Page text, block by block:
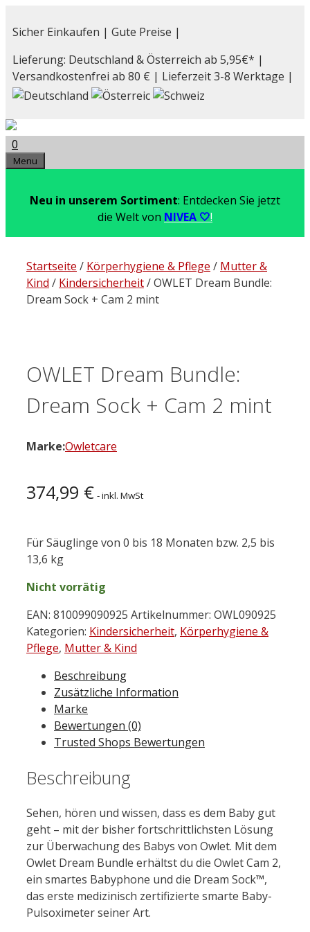
Inhalt
Sicher Einkaufen | Gute Preise |
Lieferung: Deutschland & Österreich ab 5,95€* |
Versandkostenfrei ab 80 € | Lieferzeit 3-8 Werktage |
0
Menu
Neu in unserem Sortiment: Entdecken Sie jetzt
die Welt von NIVEA 🤍!
Startseite / Körperhygiene & Pflege / Mutter &
Kind / Kindersicherheit/ OWLET Dream Bundle:
Dream Sock + Cam 2 mint
OWLET Dream Bundle:
Dream Sock + Cam 2 mint
Marke:Owletcare
374,99 € - inkl. MwSt
Für Säuglinge von 0 bis 18 Monaten bzw. 2,5 bis
13,6 kg
Nicht vorrätig
EAN: 810099090925 Artikelnummer: OWL090925
Kategorien: Kindersicherheit, Körperhygiene &
Pflege, Mutter & Kind
Beschreibung
Zusätzliche Information
Marke
Bewertungen (0)
Trusted Shops Bewertungen
Beschreibung
Sehen, hören und wissen, dass es dem Baby gut
geht – mit der bisher fortschrittlichsten Lösung
zur Überwachung des Babys von Owlet. Mit dem
Owlet Dream Bundle erhältst du die Owlet Cam 2,
ein smartes Babyphone und die Dream Sock™,
das erste medizinisch zertifizierte smarte Baby-
Pulsoximeter seiner Art.